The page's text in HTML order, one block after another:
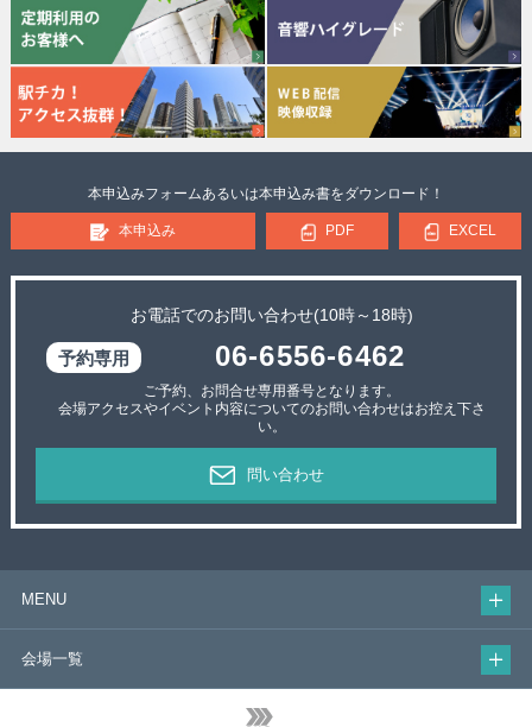
本申込みフォームあるいは本申込み書をダウンロード！
本申込み PDF EXCEL
お電話でのお問い合わせ(10時～18時)
06-6556-6462
ご予約、お問合せ専用番号となります。
会場アクセスやイベント内容についてのお問い合わせはお控え下さ
い。
問い合わせ
MENU
会場一覧